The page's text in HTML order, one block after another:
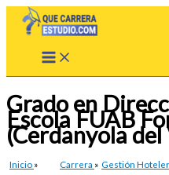
Grado en
Escola FUAB
(Cerdanyola del
Inicio » Carrera » Gestión